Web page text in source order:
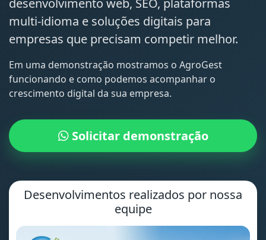
desenvolvimento web, SEO, plataformas
multi-idioma e soluções digitais para
empresas que precisam competir melhor.
Em uma demonstração mostramos o AgroGest
funcionando e como podemos acompanhar o
crescimento digital da sua empresa.
Solicitar demonstração
Desenvolvimentos realizados por nossa
equipe